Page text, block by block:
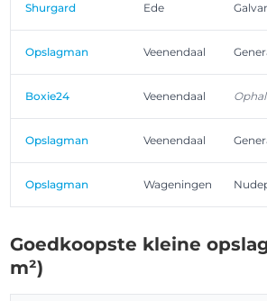
Shurgard Ede
Opslagman Veenendaal
Boxie24 Veenendaal
Opslagman Veenendaal
Opslagman Wageningen
Goedkoopste kleine
m²)